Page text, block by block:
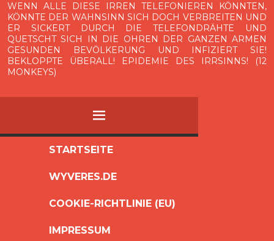
WENN ALLE DIESE IRREN TELEFONIEREN KÖNNTEN,
KÖNNTE DER WAHNSINN SICH DOCH VERBREITEN UND
ER SICKERT DURCH DIE TELEFONDRÄHTE UND
QUETSCHT SICH IN DIE OHREN DER GANZEN ARMEN
GESUNDEN BEVÖLKERUNG UND INFIZIERT SIE!
BEKLOPPTE ÜBERALL! EPIDEMIE DES IRRSINNS! (12
MONKEYS)
MENÜ
SPRINGEN
STARTSEITE
WYVERES.DE
COOKIE-RICHTLINIE (EU)
IMPRESSUM